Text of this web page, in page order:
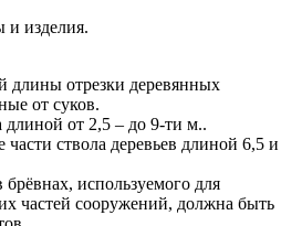
и изделия.
длины отрезки деревянных
от суков.
длиной от 2,5 – до 9-ти м..
части ствола деревьев длиной 6,5 и
используемого для
частей сооружений, должна быть